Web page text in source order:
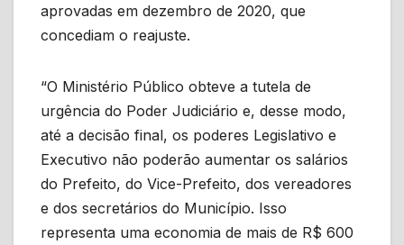
aprovadas em dezembro de 2020, que
concediam o reajuste.
“O Ministério Público obteve a tutela de
urgência do Poder Judiciário e, desse modo,
até a decisão final, os poderes Legislativo e
Executivo não poderão aumentar os salários
do Prefeito, do Vice-Prefeito, dos vereadores
e dos secretários do Município. Isso
representa uma economia de mais de R$ 600